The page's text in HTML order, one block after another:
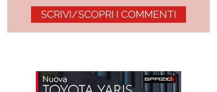
SCRIVI/SCOPRI I COMMENTI